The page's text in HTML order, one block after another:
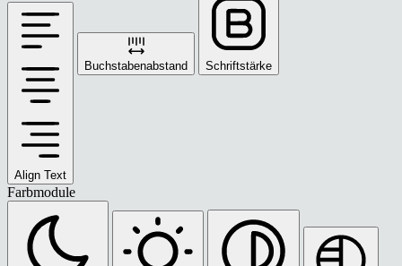
Align Text
Buchstabenabstand Schriftstärke
Farbmodule